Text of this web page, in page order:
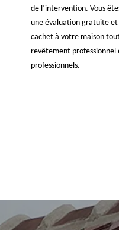
de l’intervention. Vous
une évaluation gratuite et
cachet à votre maison
revêtement professionnel
professionnels.